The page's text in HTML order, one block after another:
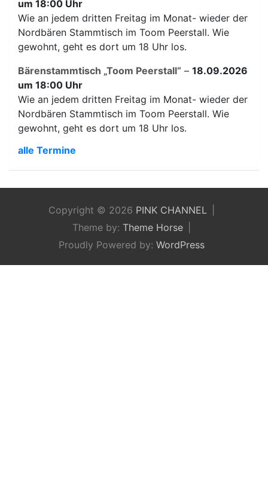
um 18:00 Uhr
Wie an jedem dritten Freitag im Monat- wieder der
Nordbären Stammtisch im Toom Peerstall. Wie
gewohnt, geht es dort um 18 Uhr los.
Bärenstammtisch „Toom Peerstall“ – 18.09.2026
um 18:00 Uhr
Wie an jedem dritten Freitag im Monat- wieder der
Nordbären Stammtisch im Toom Peerstall. Wie
gewohnt, geht es dort um 18 Uhr los.
alle Termine
Copyright © 2026 PINK CHANNEL
Theme by: Theme Horse
Proudly Powered by: WordPress